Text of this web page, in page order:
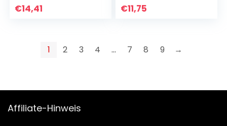
€14,41 €11,75
1 2 3 4 … 7 8 9 →
Affiliate-Hinweis